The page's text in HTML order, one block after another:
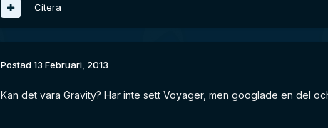
Citera
Postad13 Februari, 2013
Kan det vara Gravity? Har inte sett Voyager, men googlade en del